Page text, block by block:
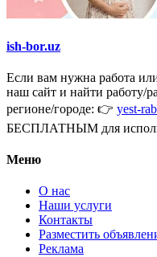
ish-bor.uz
Если вам нужна работа
наш сайт и найти работу/
регионе/городе: 👉 yest-
БЕСПЛАТНЫМ для
Меню
О нас
Наши услуги
Контакты
Разместить
Реклама